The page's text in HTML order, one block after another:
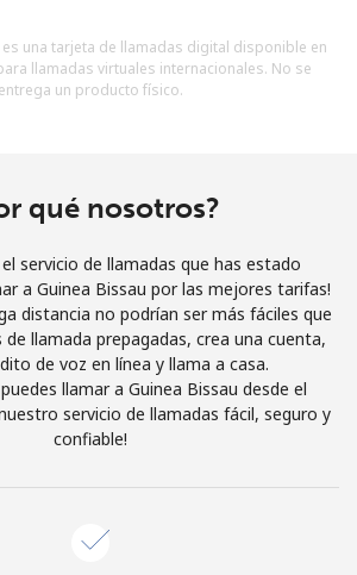
condiciones.
Únete
¡Hola!
una tarjeta de llamadas digital disponible en
llamadas virtuales internacionales. No se
entrega un producto físico.
qué nosotros?
servicio de llamadas que has estado
a Guinea Bissau por las mejores tarifas!
distancia no podrían ser más fáciles que
llamada prepagadas, crea una cuenta,
de voz en línea y llama a casa.
llamar a Guinea Bissau desde el
servicio de llamadas fácil, seguro y
confiable!